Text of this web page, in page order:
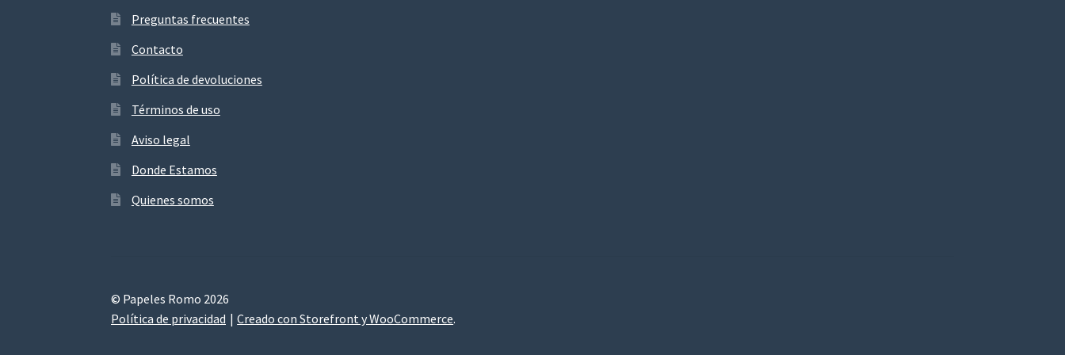
Preguntas frecuentes
Contacto
Política de devoluciones
Términos de uso
Aviso legal
Donde Estamos
Quienes somos
© Papeles Romo 2026
Política de privacidad
Creado con Storefront y WooCommerce.